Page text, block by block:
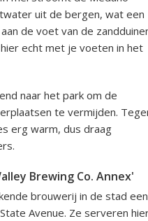
uit de bergen, wat een
de voet van de
echt met je voeten in het
naar het park om de
te vermijden.
erg warm, dus draag
Brewing Co. Annex'
brouwerij in de stad een
Avenue. Ze serveren